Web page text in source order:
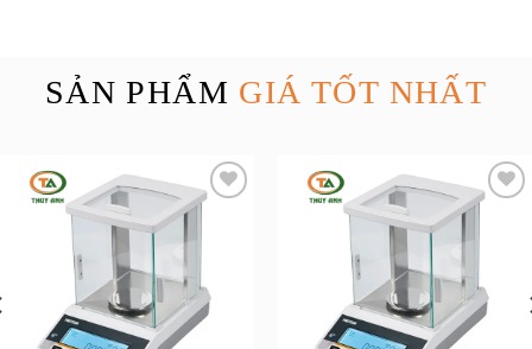
SẢN PHẨM GIÁ TỐT NHẤT